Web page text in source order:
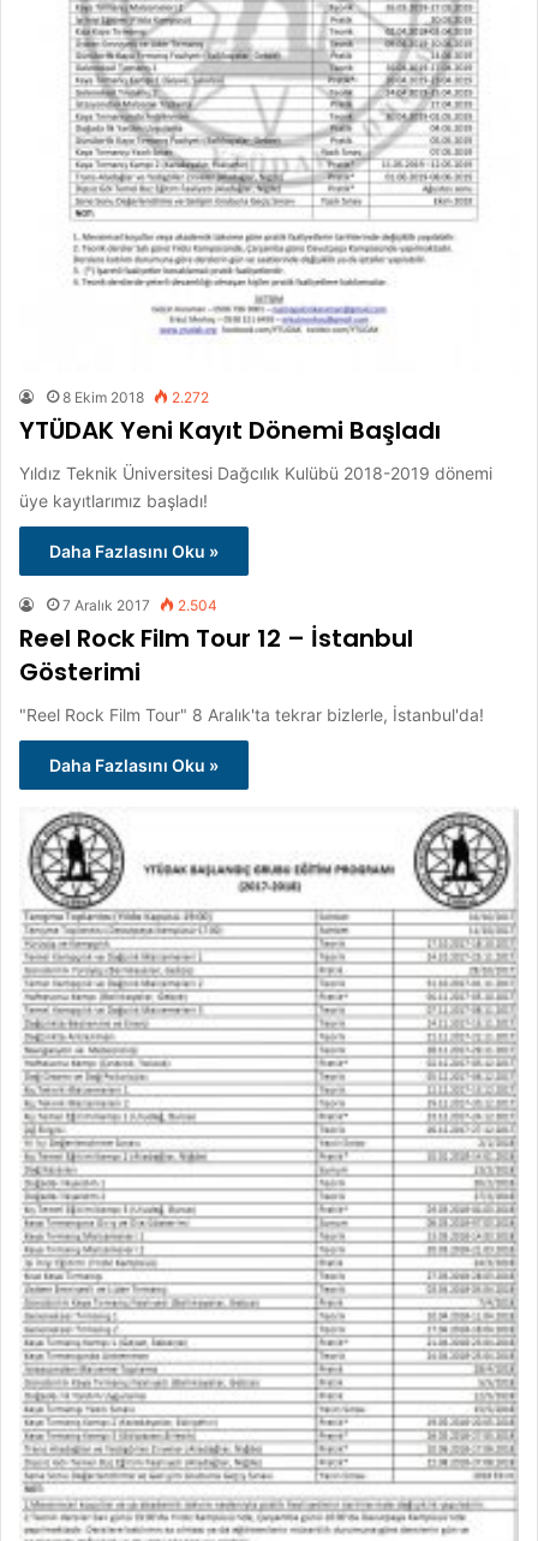
8 Ekim 2018 2.272
YTÜDAK Yeni Kayıt Dönemi Başladı
Yıldız Teknik Üniversitesi Dağcılık Kulübü 2018-2019 dönemi
üye kayıtlarımız başladı!
Daha Fazlasını Oku »
7 Aralık 2017 2.504
Reel Rock Film Tour 12 – İstanbul
Gösterimi
"Reel Rock Film Tour" 8 Aralık'ta tekrar bizlerle, İstanbul'da!
Daha Fazlasını Oku »